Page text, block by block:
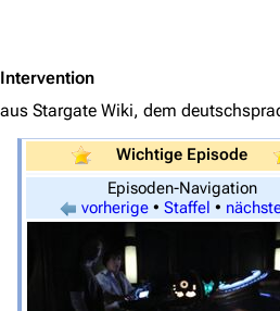
Intervention
aus Stargate Wiki, dem
Wichtige Episode
Episoden-Navigation
vorherige • Staffel •